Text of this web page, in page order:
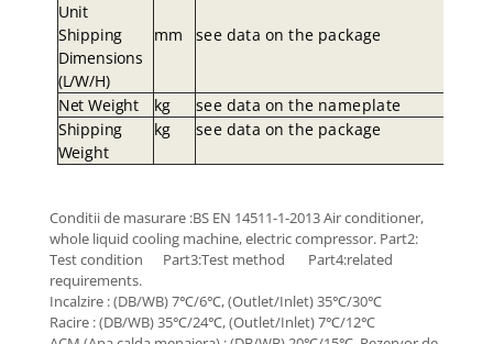
Unit
Shipping
Dimensions
(L/W/H)
mm see data onthe package
NetWeight kg see data onthe nameplate
Shipping
Weight
kg see data onthe package
Conditii de masurare :BS EN 14511-1-2013 Air conditioner,
whole liquid cooling machine, electric compressor. Part2:
Test condition Part3:Test method Part4:related
requirements.
Incalzire : (DB/WB) 7℃/6℃, (Outlet/Inlet) 35℃/30℃
Racire : (DB/WB) 35℃/24℃, (Outlet/Inlet) 7℃/12℃